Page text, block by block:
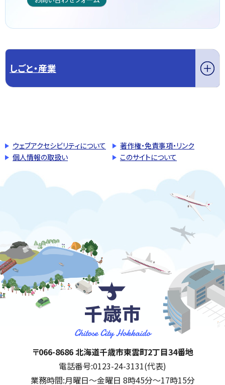
しごと・産業
ウェブアクセシビリティについて
著作権・免責事項・リンク
個人情報の取扱い
このサイトについて
千歳市
住所:
〒066-8686 北海道千歳市東雲町2丁目34番地
電話番号:0123-24-3131(代表)
業務時間:月曜日～金曜日 8時45分～17時15分